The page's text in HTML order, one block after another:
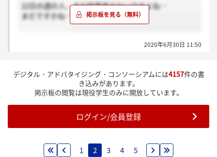
22日の週の人、まだ結果来てないですよね…
まだですかね…
2020年6月30日 11:50
デジタル・アドバタイジング・コンソーシアムには4157件の書
き込みがあります。
掲示板の閲覧は現役学生のみに開放しています。
ログイン/会員登録
1 2 3 4 5